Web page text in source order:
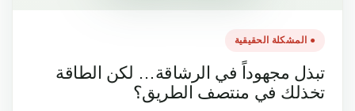
● المشكلة الحقيقية
مجهوداً في الرشاقة… لكن الطاقة
في منتصف الطريق؟